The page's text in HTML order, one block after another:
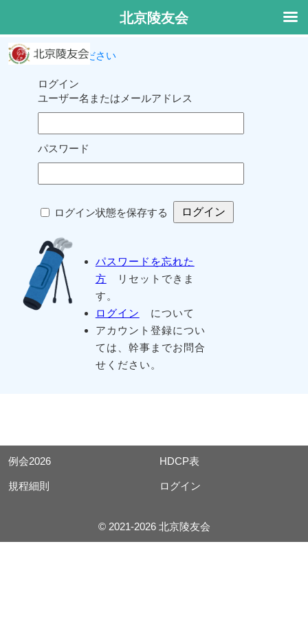
ログインしてください
ログイン
ユーザー名またはメールアドレス
パスワード
ログイン状態を保存する
パスワードを忘れた
方 リセットできま
す。
ログイン
について
アカウント登録につい
ては、幹事までお問合
せください。
例会2026 HDCP表
規程細則 ログイン
© 2021-2026 北京陵友会
北京陵友会